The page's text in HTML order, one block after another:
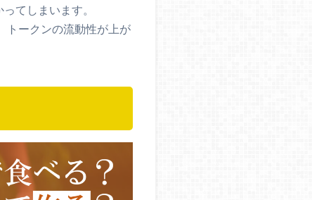
てしまいます。
トークンの流動性が上が